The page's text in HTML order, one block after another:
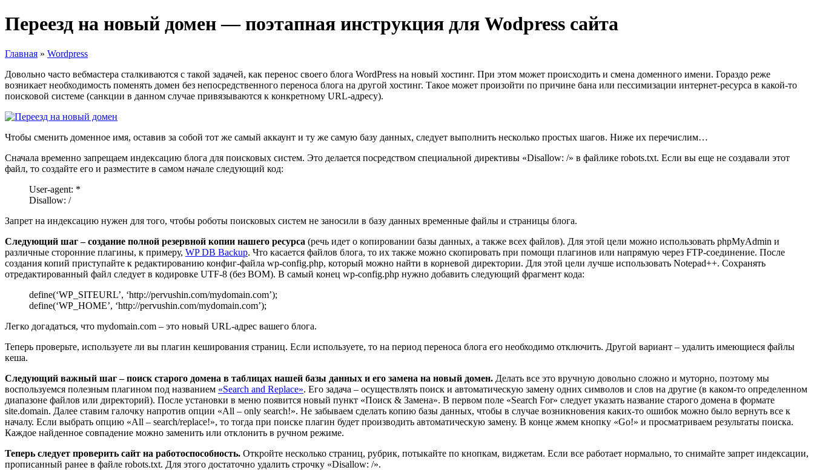
Переезд на новый домен — поэтапная инструкция для Wodpress сайта
Главная » Wordpress
Довольно часто вебмастера сталкиваются с такой задачей, как перенос своего блога WordPress на новый хостинг. При этом может происходить и смена доменного имени. Гораздо реже
возникает необходимость поменять домен без непосредственного переноса блога на другой хостинг. Такое может произойти по причине бана или пессимизации интернет-ресурса в какой-то
поисковой системе (санкции в данном случае привязываются к конкретному URL-адресу).
Чтобы сменить доменное имя, оставив за собой тот же самый аккаунт и ту же самую базу данных, следует выполнить несколько простых шагов. Ниже их перечислим…
Сначала временно запрещаем индексацию блога для поисковых систем. Это делается посредством специальной директивы «Disallow: /» в файлике robots.txt. Если вы еще не создавали этот
файл, то создайте его и разместите в самом начале следующий код:
User-agent: *
Disallow: /
Запрет на индексацию нужен для того, чтобы роботы поисковых систем не заносили в базу данных временные файлы и страницы блога.
Следующий шаг – создание полной резервной копии нашего ресурса (речь идет о копировании базы данных, а также всех файлов). Для этой цели можно использовать phpMyAdmin и
различные сторонние плагины, к примеру, WP DB Backup. Что касается файлов блога, то их также можно скопировать при помощи плагинов или напрямую через FTP-соединение. После
создания копий приступайте к редактированию конфиг-файла wp-config.php, который можно найти в корневой директории. Для этой цели лучше использовать Notepad++. Сохранять
отредактированный файл следует в кодировке UTF-8 (без BOM). В самый конец wp-config.php нужно добавить следующий фрагмент кода:
define(‘WP_SITEURL’, ‘http://pervushin.com/mydomain.com’);
define(‘WP_HOME’, ‘http://pervushin.com/mydomain.com’);
Легко догадаться, что mydomain.com – это новый URL-адрес вашего блога.
Теперь проверьте, используете ли вы плагин кеширования страниц. Если используете, то на период переноса блога его необходимо отключить. Другой вариант – удалить имеющиеся файлы
кеша.
Следующий важный шаг – поиск старого домена в таблицах нашей базы данных и его замена на новый домен. Делать все это вручную довольно сложно и муторно, поэтому мы
воспользуемся полезным плагином под названием «Search and Replace». Его задача – осуществлять поиск и автоматическую замену одних символов и слов на другие (в каком-то определенном
диапазоне файлов или директорий). После установки в меню появится новый пункт «Поиск & Замена». В первом поле «Search For» следует указать название старого домена в формате
site.domain. Далее ставим галочку напротив опции «All – only search!». Не забываем сделать копию базы данных, чтобы в случае возникновения каких-то ошибок можно было вернуть все к
началу. Если выбрать опцию «All – search/replace!», то тогда при поиске плагин будет производить автоматическую замену. В конце жмем кнопку «Go!» и просматриваем результаты поиска.
Каждое найденное совпадение можно заменить или отклонить в ручном режиме.
Теперь следует проверить сайт на работоспособность. Откройте несколько страниц, рубрик, потыкайте по кнопкам, виджетам. Если все работает нормально, то снимайте запрет индексации,
прописанный ранее в файле robots.txt. Для этого достаточно удалить строчку «Disallow: /».